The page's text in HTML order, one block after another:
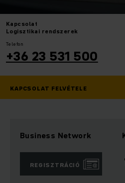
Kapcsolat
Logisztikai rendszerek
Telefon
+36 23 531 500
KAPCSOLAT FELVÉTELE
Business Network
REGISZTRÁCIÓ